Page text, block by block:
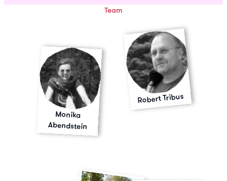
Team
Monika
Abendstein
Robert Tribus